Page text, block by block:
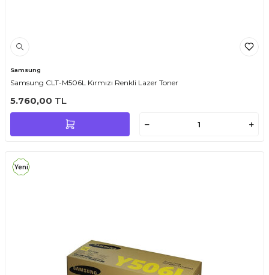
Samsung
Samsung CLT-M506L Kırmızı Renkli Lazer Toner
5.760,00 TL
Yeni